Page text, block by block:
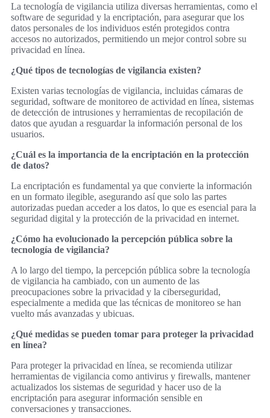
La tecnología de vigilancia utiliza diversas herramientas, como el
software de seguridad y la encriptación, para asegurar que los
datos personales de los individuos estén protegidos contra
accesos no autorizados, permitiendo un mejor control sobre su
privacidad en línea.
¿Qué tipos de tecnologías de vigilancia existen?
Existen varias tecnologías de vigilancia, incluidas cámaras de
seguridad, software de monitoreo de actividad en línea, sistemas
de detección de intrusiones y herramientas de recopilación de
datos que ayudan a resguardar la información personal de los
usuarios.
¿Cuál es la importancia de la encriptación en la protección
de datos?
La encriptación es fundamental ya que convierte la información
en un formato ilegible, asegurando así que solo las partes
autorizadas puedan acceder a los datos, lo que es esencial para la
seguridad digital y la protección de la privacidad en internet.
¿Cómo ha evolucionado la percepción pública sobre la
tecnología de vigilancia?
A lo largo del tiempo, la percepción pública sobre la tecnología
de vigilancia ha cambiado, con un aumento de las
preocupaciones sobre la privacidad y la ciberseguridad,
especialmente a medida que las técnicas de monitoreo se han
vuelto más avanzadas y ubicuas.
¿Qué medidas se pueden tomar para proteger la privacidad
en línea?
Para proteger la privacidad en línea, se recomienda utilizar
herramientas de vigilancia como antivirus y firewalls, mantener
actualizados los sistemas de seguridad y hacer uso de la
encriptación para asegurar información sensible en
conversaciones y transacciones.